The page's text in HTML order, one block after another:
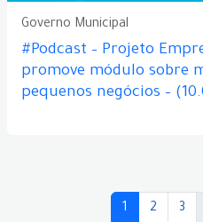
Governo Municipal
#Podcast – Projeto
promove módulo sobre
pequenos negócios –
1 2 3